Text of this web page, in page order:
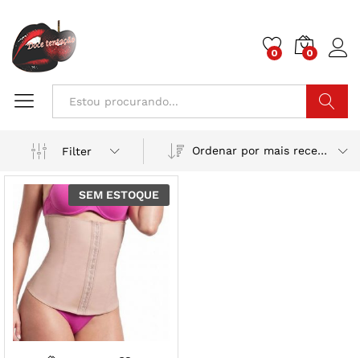
0 0
Filter
Ordenar por mais recente
SEM ESTOQUE